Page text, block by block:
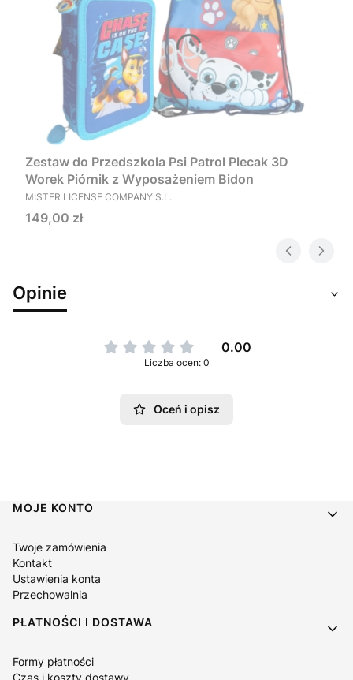
Zestaw do Przedszkola Psi Patrol Plecak 3D
Worek Piórnik z Wyposażeniem Bidon
PRODUCENT
MISTER LICENSE COMPANY S.L.
Cena
149,00 zł
Opinie
0.00
Liczba ocen: 0
Oceń i opisz
Linki w stopce
MOJE KONTO
Twoje zamówienia
Kontakt
Ustawienia konta
Przechowalnia
PŁATNOŚCI I DOSTAWA
Formy płatności
Czas i koszty dostawy